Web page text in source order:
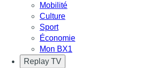
Mobilité
Culture
Sport
Économie
Mon BX1
Replay TV